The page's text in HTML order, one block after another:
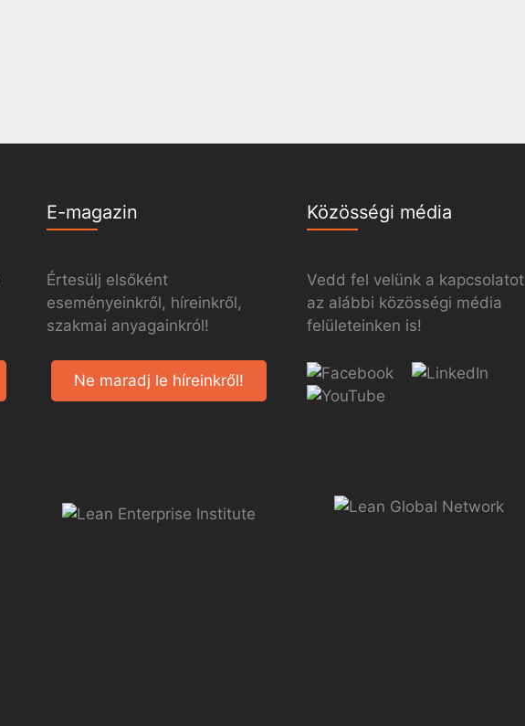
E-magazin
Értesülj elsőként
eseményeinkről, híreinkről,
szakmai anyagainkról!
Ne maradj le híreinkről!
Közösségi média
Vedd fel velünk a kapcsolatot
az alábbi közösségi média
felületeinken is!